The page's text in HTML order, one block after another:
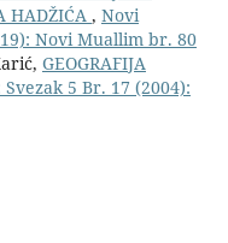
HADŽIĆA , Novi
Novi Muallim br. 80
GEOGRAFIJA
5 Br. 17 (2004):